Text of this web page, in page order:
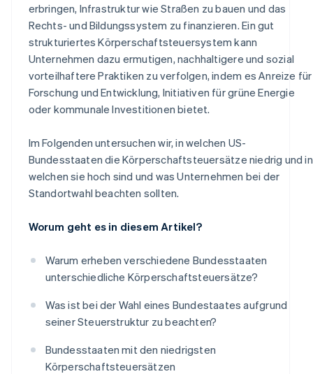
erbringen, Infrastruktur wie Straßen zu bauen und das
Rechts- und Bildungssystem zu finanzieren. Ein gut
strukturiertes Körperschaftsteuersystem kann
Unternehmen dazu ermutigen, nachhaltigere und sozial
vorteilhaftere Praktiken zu verfolgen, indem es Anreize für
Forschung und Entwicklung, Initiativen für grüne Energie
oder kommunale Investitionen bietet.
Im Folgenden untersuchen wir, in welchen US-
Bundesstaaten die Körperschaftsteuersätze niedrig und in
welchen sie hoch sind und was Unternehmen bei der
Standortwahl beachten sollten.
Worum geht es in diesem Artikel?
Warum erheben verschiedene Bundesstaaten
unterschiedliche Körperschaftsteuersätze?
Was ist bei der Wahl eines Bundestaates aufgrund
seiner Steuerstruktur zu beachten?
Bundesstaaten mit den niedrigsten
Körperschaftsteuersätzen